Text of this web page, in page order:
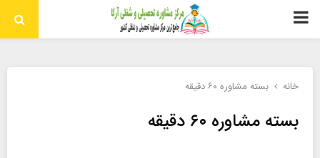
منوی
خانه بسته مشاوره ۶۰ دقیقه
بسته مشاوره ۶۰ دقیقه